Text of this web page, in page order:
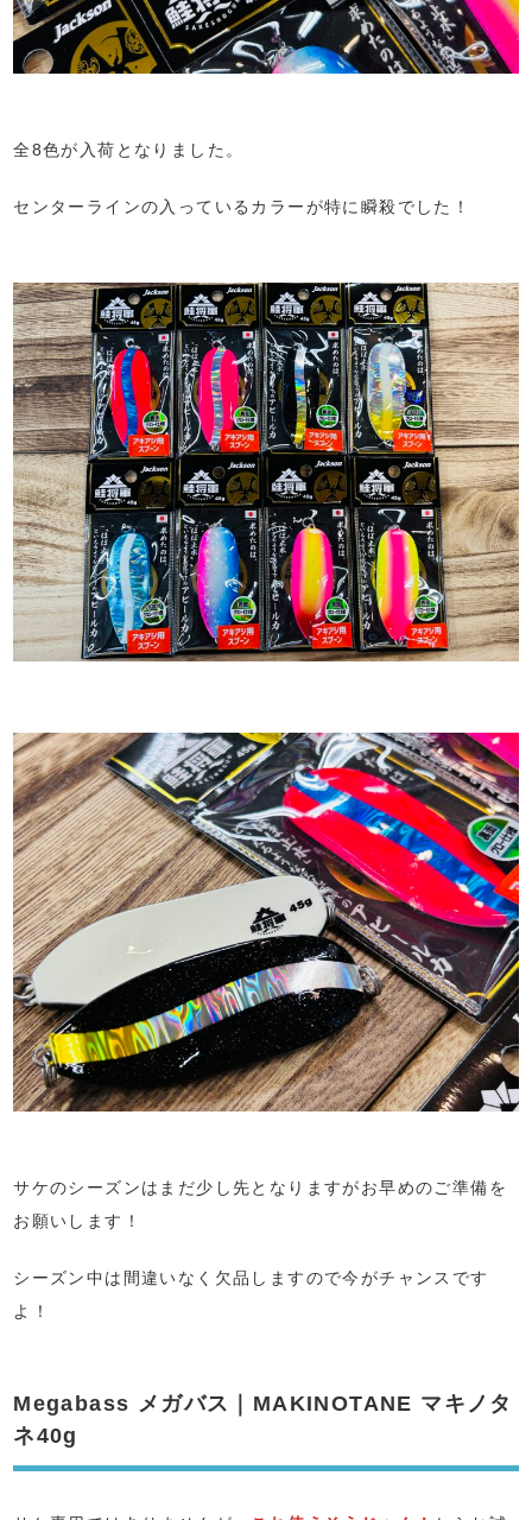
全8色が入荷となりました。
センターラインの入っているカラーが特に瞬殺でした！
サケのシーズンはまだ少し先となりますがお早めのご準備を
お願いします！
シーズン中は間違いなく欠品しますので今がチャンスです
よ！
Megabass メガバス｜MAKINOTANE マキノタ
ネ40g